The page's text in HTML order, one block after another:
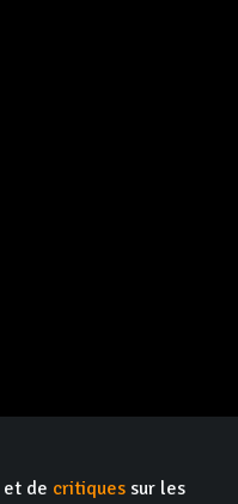
et de critiques sur les